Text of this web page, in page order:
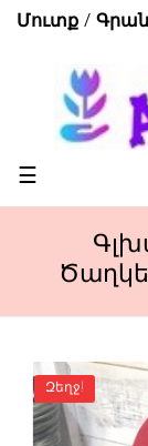
Մուտք
Toggle
☰
Զեղջ!